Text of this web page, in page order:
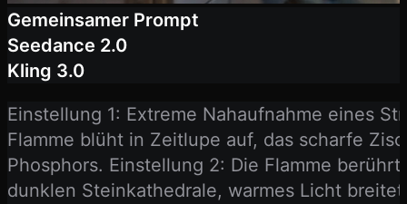
Gemeinsamer Prompt
Seedance 2.0
Kling 3.0
Einstellung 1: Extreme Nahaufnahme eines
Flamme blüht in Zeitlupe auf, das scharfe
Phosphors. Einstellung 2: Die Flamme
dunklen Steinkathedrale, warmes Licht